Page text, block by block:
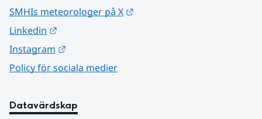
SMHIs meteorologer på X
Linkedin
Instagram
Policy för sociala medier
Datavärdskap